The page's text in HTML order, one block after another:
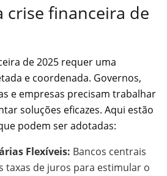
crise financeira de
de 2025 requer uma
e coordenada. Governos,
e empresas precisam trabalhar
soluções eficazes. Aqui estão
podem ser adotadas:
Flexíveis: Bancos centrais
taxas de juros para estimular o